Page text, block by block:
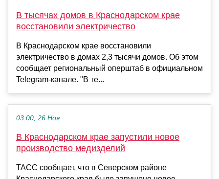
В тысячах домов в Краснодарском крае
восстановили электричество
В Краснодарском крае восстановили
электричество в домах 2,3 тысячи домов. Об этом
сообщает региональный оперштаб в официальном
Telegram-канале. "В те...
03:00, 26 Ноя
В Краснодарском крае запустили новое
производство медизделий
ТАСС сообщает, что в Северском районе